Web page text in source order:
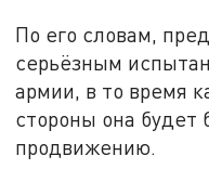
По его словам,
серьёзным
армии, в то время
стороны она будет
продвижению.